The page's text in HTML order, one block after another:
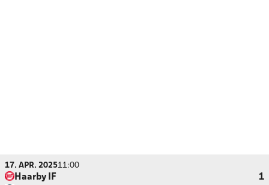
17. APR. 202511:00
Haarby IF
1